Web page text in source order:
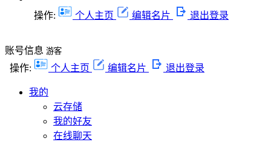
操作: 个人主页 编辑名片 退出登录
账号信息 游客
操作: 个人主页 编辑名片 退出登录
我的
云存储
我的好友
在线聊天